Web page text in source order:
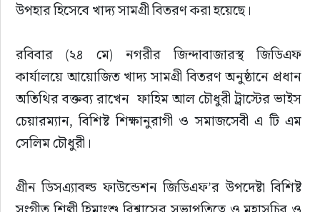
সাহিত্য
উপহার হিসেবে খাদ্য সামগ্রী বিতরণ করা হয়েছে।
রবিবার (২৪ মে) নগরীর জিন্দাবাজারস্থ জিডিএফ
কার্যালয়ে আয়োজিত খাদ্য সামগ্রী বিতরণ অনুষ্ঠানে প্রধান
অতিথির বক্তব্য রাখেন  ফাহিম আল চৌধুরী ট্রাস্টের ভাইস
চেয়ারম্যান, বিশিষ্ট শিক্ষানুরাগী ও সমাজসেবী এ টি এম
সেলিম চৌধুরী।
গ্রীন ডিসএ্যাবল্ড ফাউন্ডেশন জিডিএফ’র উপদেষ্টা বিশিষ্ট